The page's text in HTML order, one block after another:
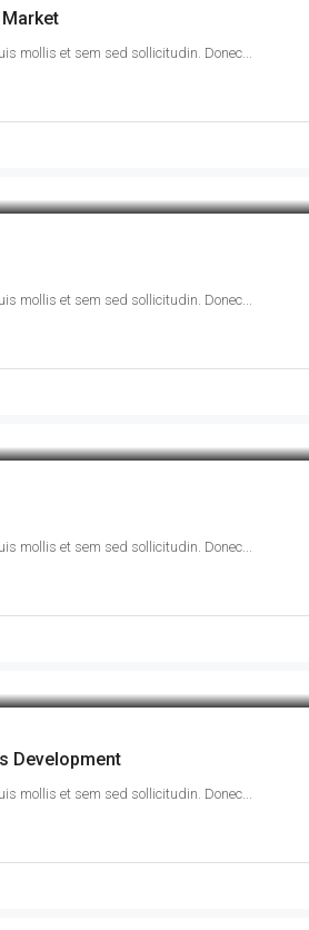
mollis et sem sed sollicitudin. Donec...
mollis et sem sed sollicitudin. Donec...
mollis et sem sed sollicitudin. Donec...
Development
mollis et sem sed sollicitudin. Donec...